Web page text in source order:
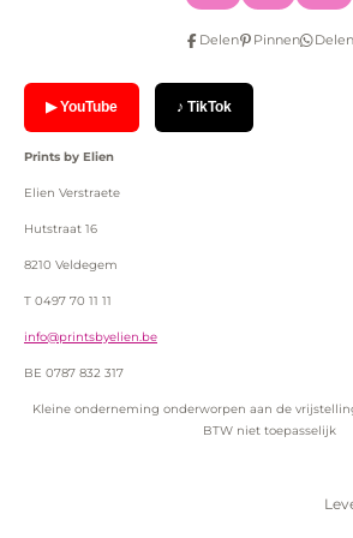
Delen Pinnen Delen
▶ YouTube ♪ TikTok
Prints by Elien
Elien Verstraete
Hutstraat 16
8210 Veldegem
T 0497 70 11 11
info@printsbyelien.be
BE 0787 832 317
Kleine onderneming onderworpen aan de
BTW niet toepasselijk